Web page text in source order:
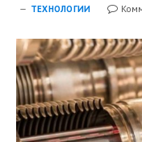
ТЕХНОЛОГИИ